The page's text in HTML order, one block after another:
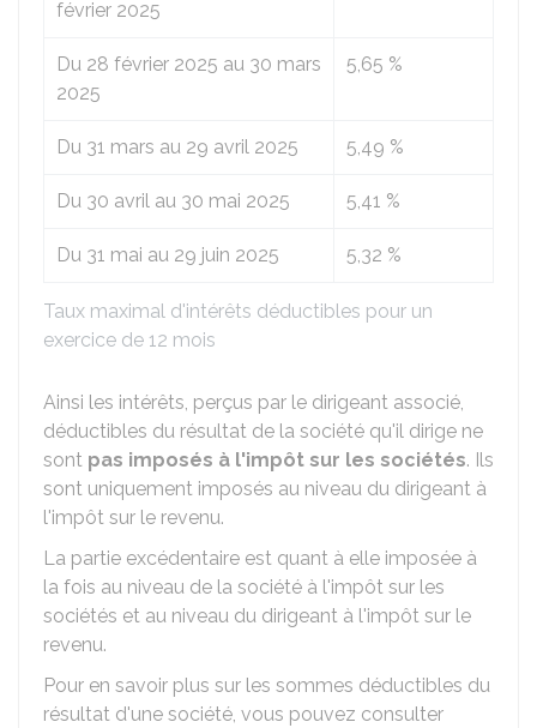
Taux maximal d'intérêts déductibles pour un
exercice de 12 mois
février 2025
Du 28 février 2025 au 30 mars
2025
5,65 %
Du 31 mars au 29 avril 2025 5,49 %
Du 30 avril au 30 mai 2025 5,41 %
Du 31 mai au 29 juin 2025 5,32 %
Ainsi les intérêts, perçus par le dirigeant associé,
déductibles du résultat de la société qu'il dirige ne
sont pas imposés à l'impôt sur les sociétés. Ils
sont uniquement imposés au niveau du dirigeant à
l'impôt sur le revenu.
La partie excédentaire est quant à elle imposée à
la fois au niveau de la société à l'impôt sur les
sociétés et au niveau du dirigeant à l'impôt sur le
revenu.
Pour en savoir plus sur les sommes déductibles du
résultat d'une société, vous pouvez consulter